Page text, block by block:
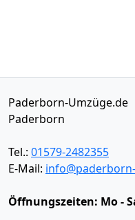
Paderborn-Umzüge.de
Paderborn
Tel.: 01579-2482355
E-Mail:
Öffnungszeiten: Mo -